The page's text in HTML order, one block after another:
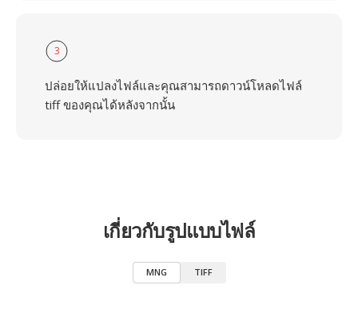
3
ปล่อยให้แปลงไฟล์และคุณสามารถดาวน์โหลดไฟล์
tiff ของคุณได้หลังจากนั้น
เกี่ยวกับรูปแบบไฟล์
MNG TIFF